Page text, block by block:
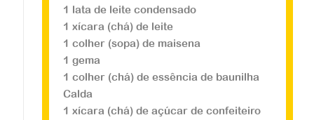
Doces
Romeo e Julieta
Combinação Perfeita! ...
1 lata de leite condensado
1 xícara (chá) de leite
1 colher (sopa) de maisena
1 gema
1 colher (chá) de essência de baunilha
Calda
1 xícara (chá) de açúcar de confeiteiro